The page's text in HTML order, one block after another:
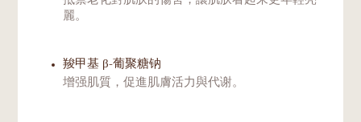
麗。
羧甲基 β-葡聚糖钠
增强肌質，促進肌膚活力與代谢。